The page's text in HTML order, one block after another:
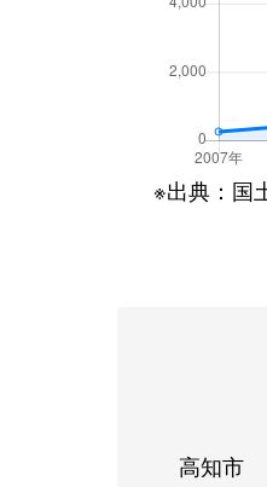
※出典：国
高知市